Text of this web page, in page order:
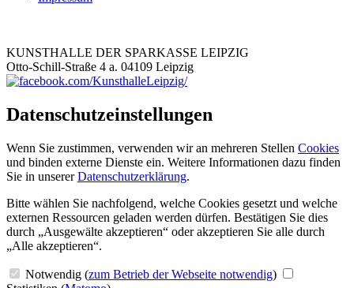
KUNSTHALLE DER SPARKASSE LEIPZIG
Otto-Schill-Straße 4 a. 04109 Leipzig
Datenschutzeinstellungen
Wenn Sie zustimmen, verwenden wir an mehreren Stellen Cookies
und binden externe Dienste ein. Weitere Informationen dazu finden
Sie in unsererDatenschutzerklärung.
Bitte wählen Sie nachfolgend, welche Cookies gesetzt und welche
externen Ressourcen geladen werden dürfen. Bestätigen Sie dies
durch „Ausgewälte akzeptieren“ oder akzeptieren Sie alle durch
„Alle akzeptieren“.
Notwendig (zum Betrieb der Webseite notwendig)